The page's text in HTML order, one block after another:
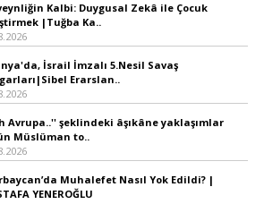
Kalbi: Duygusal Zekâ ile Çocuk
|Tuğba Ka..
İsrail İmzalı 5.Nesil Savaş
Erarslan..
Avrupa..'' şeklindeki âşıkâne yaklaşımlar
Müslüman to..
Muhalefet Nasıl Yok Edildi? |
YENEROĞLU